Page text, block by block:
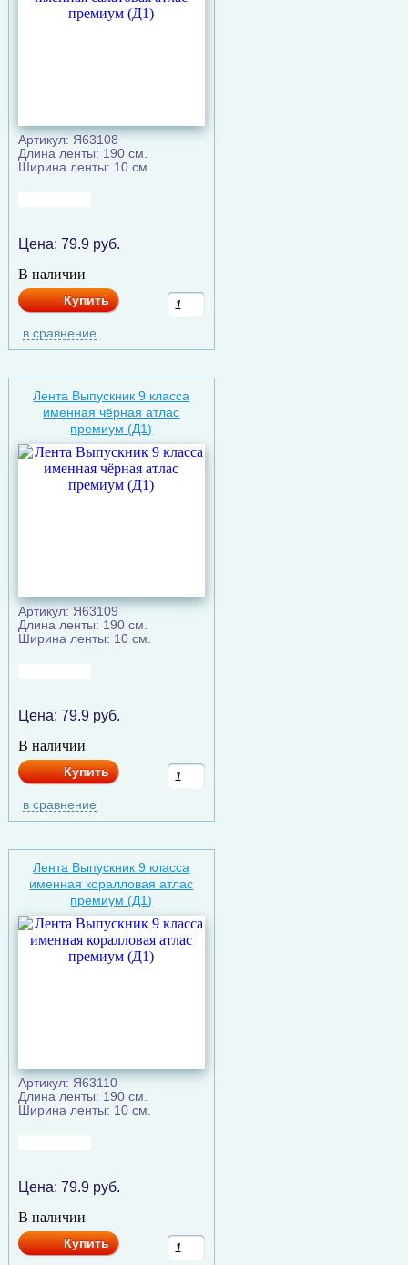
Артикул: Я63108
Длина ленты: 190 см.
Ширина ленты: 10 см.
Цена: 79.9руб.
В наличии
Купить
в сравнение
Лента Выпускник 9 класса
именная чёрная атлас
премиум (Д1)
Артикул: Я63109
Длина ленты: 190 см.
Ширина ленты: 10 см.
Цена: 79.9руб.
В наличии
Купить
в сравнение
Лента Выпускник 9 класса
именная коралловая атлас
премиум (Д1)
Артикул: Я63110
Длина ленты: 190 см.
Ширина ленты: 10 см.
Цена: 79.9руб.
В наличии
Купить